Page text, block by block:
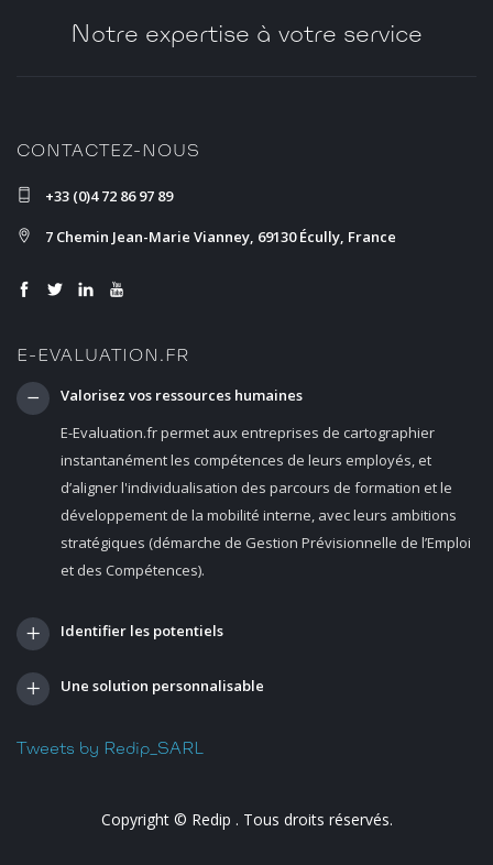
Notre expertise à votre service
CONTACTEZ-NOUS
+33 (0)4 72 86 97 89
7 Chemin Jean-Marie Vianney, 69130 Écully, France
E-EVALUATION.FR
Valorisez vos ressources humaines
E-Evaluation.fr permet aux entreprises de cartographier
instantanément les compétences de leurs employés, et
d’aligner l'individualisation des parcours de formation et le
développement de la mobilité interne, avec leurs ambitions
stratégiques (démarche de Gestion Prévisionnelle de l’Emploi
et des Compétences).
Identifier les potentiels
Une solution personnalisable
Tweets by Redip_SARL
Copyright © Redip . Tous droits réservés.